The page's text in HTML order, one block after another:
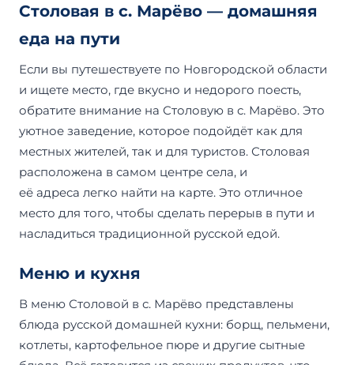
Столовая в с. Марёво — домашняя
еда на пути
Если вы путешествуете по Новгородской области
и ищете место, где вкусно и недорого поесть,
обратите внимание на Столовую в с. Марёво. Это
уютное заведение, которое подойдёт как для
местных жителей, так и для туристов. Столовая
расположена в самом центре села, и
её адреса легко найти на карте. Это отличное
место для того, чтобы сделать перерыв в пути и
насладиться традиционной русской едой.
Меню и кухня
В меню Столовой в с. Марёво представлены
блюда русской домашней кухни: борщ, пельмени,
котлеты, картофельное пюре и другие сытные